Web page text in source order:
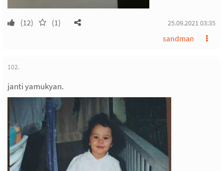
(12) (1) 25.09.2021 03:35
sandman
102.
janti yamukyan.